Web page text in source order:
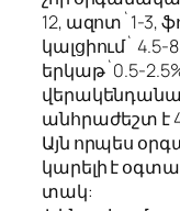
12, ազոտ`1-3,
կալցիում` 4.5-
երկաթ`0.5-
անհրաժեշտ է
Այն որպես
կարելի է
տակ: